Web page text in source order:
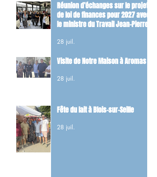
Réunion d’échanges sur le projet
de loi de finances pour 2027 avec
le ministre du Travail Jean-Pierre
28 juil.
Visite de Notre Maison à Aromas
28 juil.
Fête du lait à Blois-sur-Seille
28 juil.